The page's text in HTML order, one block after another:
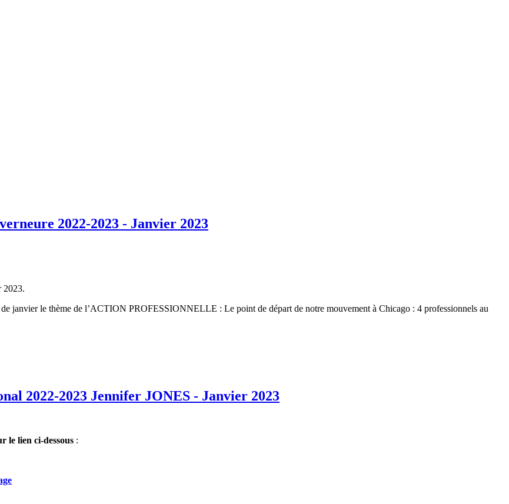
2022-2023 - Janvier 2023
2023.
janvier le thème de l’ACTION PROFESSIONNELLE : Le point de départ de notre mouvement à Chicago : 4 professionnels au
2022-2023 Jennifer JONES - Janvier 2023
le lien ci-dessous :